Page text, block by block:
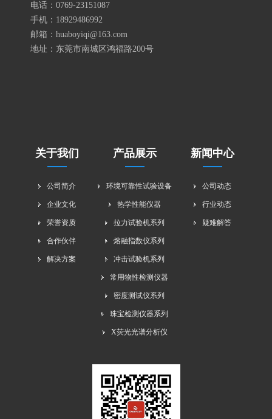
电话：0769-23151087
手机：18929486992
邮箱：huaboyiqi@163.com
地址：东莞市南城区鸿福路200号
关于我们
公司简介
企业文化
荣誉资质
合作伙伴
解决方案
产品展示
环境可靠性试验设备
热学性能仪器
拉力试验机系列
熔融指数仪系列
冲击试验机系列
常用物性检测仪器
密度测试仪系列
珠宝检测仪器系列
X荧光光谱分析仪
新闻中心
公司动态
行业动态
疑难解答